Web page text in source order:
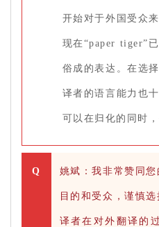
开始对于外国受众
现在“paper tiger”
俗成的表达。在选
译者的语言能力也
可以在归化的同时
Q 姚斌：我非常赞同
目的和受众，谨慎
译者在对外翻译的